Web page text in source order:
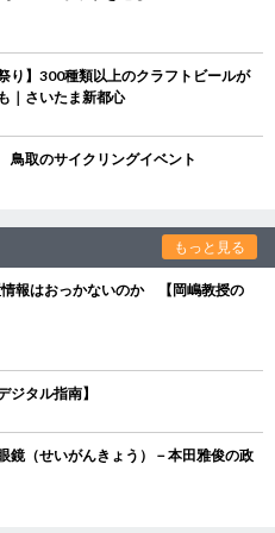
り】300種類以上のクラフトビールが
｜さいたま新都心
取のサイクリングイベント
もっと見る
報はおっかないのか 【岡嶋教授の
タル指南】
（せいがんきょう）－本田雅俊の政